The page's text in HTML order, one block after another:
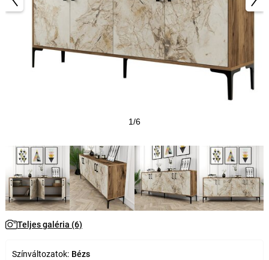
1/6
Teljes galéria (6)
Színváltozatok: Bézs